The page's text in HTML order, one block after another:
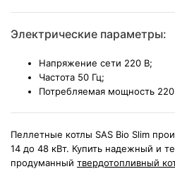
Электрические параметры:
Напряжение сети 220 В;
Частота 50 Гц;
Потребляемая мощность 220
Пеллетные котлы SAS Bio Slim
14 до 48 кВт. Купить надежный и
продуманный твердотопливный